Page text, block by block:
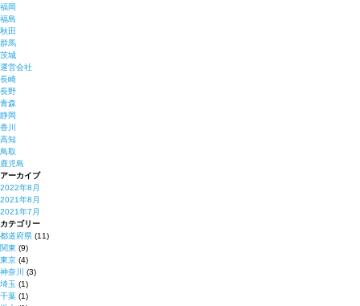
福岡
福島
秋田
群馬
茨城
運営会社
長崎
長野
青森
静岡
香川
高知
鳥取
鹿児島
アーカイブ
2022年8月
2021年8月
2021年7月
カテゴリー
都道府県 (11)
関東 (9)
東京 (4)
神奈川
(3)
埼玉 (1)
千葉 (1)